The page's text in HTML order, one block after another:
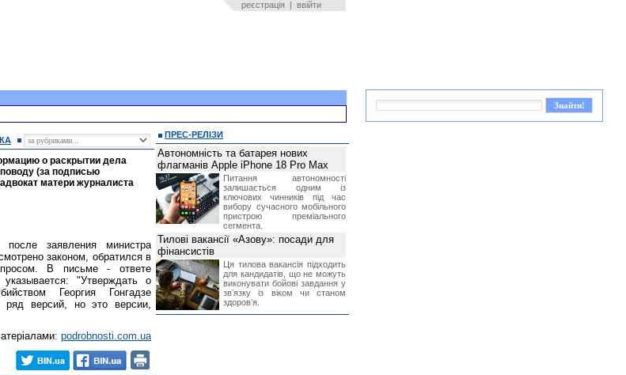
реєстрація | ввійти
о раскрытии дела
(за подписью
матери журналиста
заявления министра
законом, обратился в
В письме - ответе
"Утверждать о
Георгия Гонгадзе
ряд версий, но это версии,
podrobnosti.com.ua
ПРЕС-РЕЛІЗИ
Автономність та батарея нових
флагманів Apple iPhone 18 Pro Max
Питання автономності
залишається одним із
ключових чинників під час
вибору сучасного мобільного
пристрою преміального
сегмента.
Тилові вакансії «Азову»: посади для
фінансистів
Ця тилова вакансія підходить
для кандидатів, що не можуть
виконувати бойові завдання у
звʼязку із віком чи станом
здоровʼя.